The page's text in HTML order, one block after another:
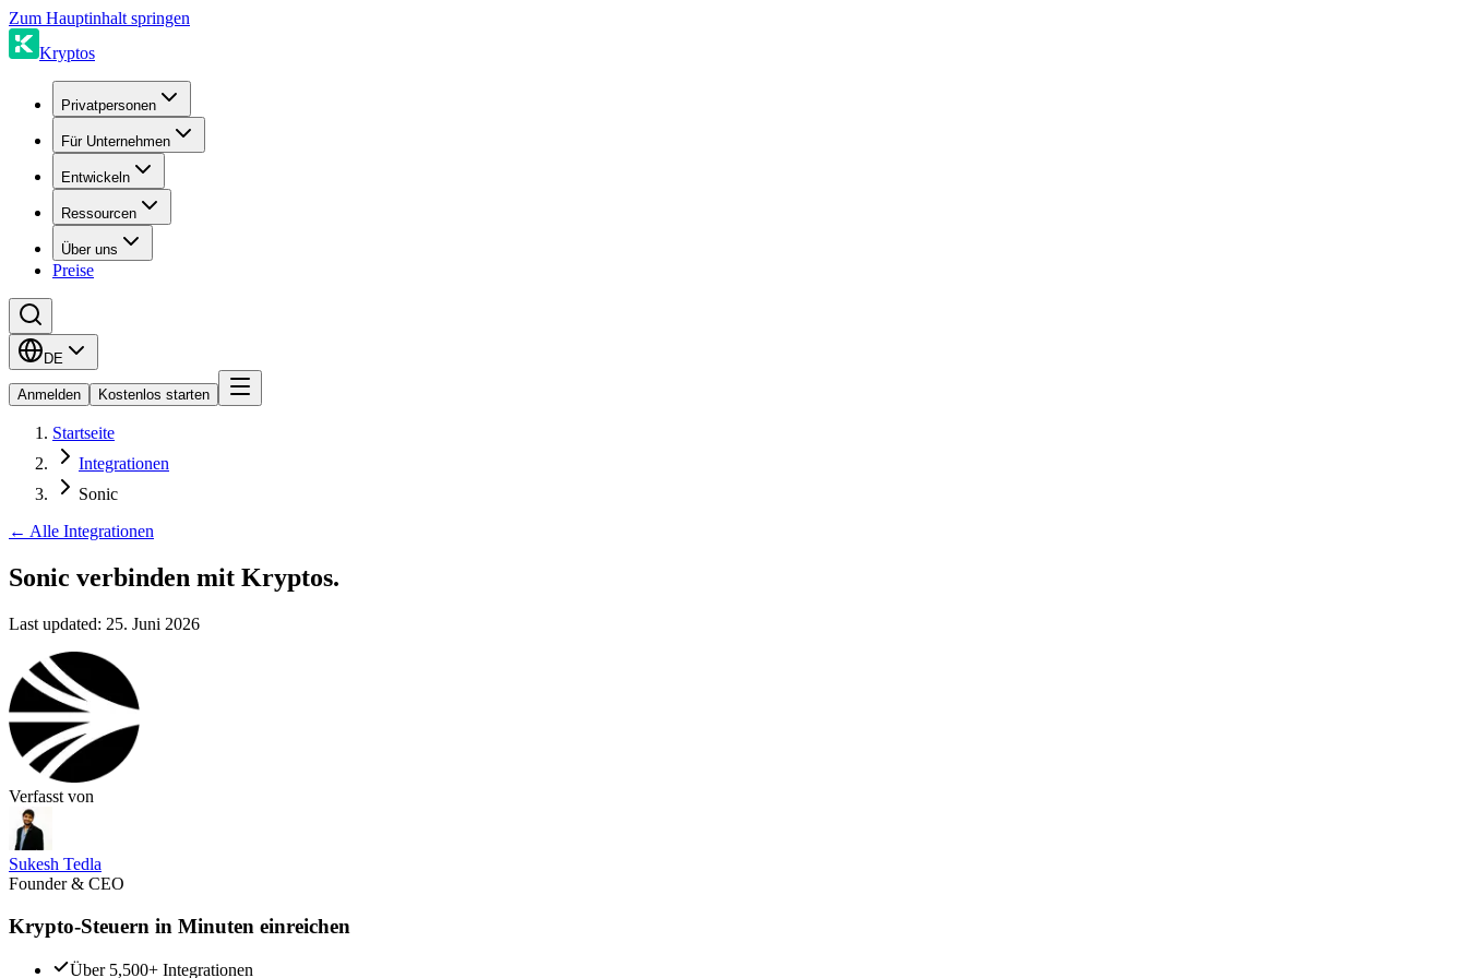
Zum Hauptinhalt springen
Kryptos
Privatpersonen
Für Unternehmen
Entwickeln
Ressourcen
Über uns
Preise
DE
Anmelden Kostenlos starten
Startseite
Integrationen
Sonic
← Alle Integrationen
Sonic verbinden mit Kryptos.
Last updated: 25. Juni 2026
Verfasst von
Sukesh Tedla
Founder & CEO
Krypto-Steuern in Minuten einreichen
Über 5,500+ Integrationen